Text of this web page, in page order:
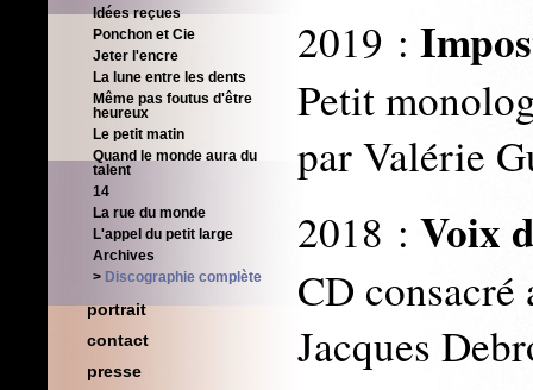
Idées reçues
Ponchon et Cie
Jeter l'encre
La lune entre les dents
Même pas foutus d'être
heureux
Le petit matin
Quand le monde aura du
talent
14
La rue du monde
L'appel du petit large
Archives
Discographie complète
portrait
contact
presse
2019 :
Petit
par Valérie
2018 : Voix
CD consacré
Jacques